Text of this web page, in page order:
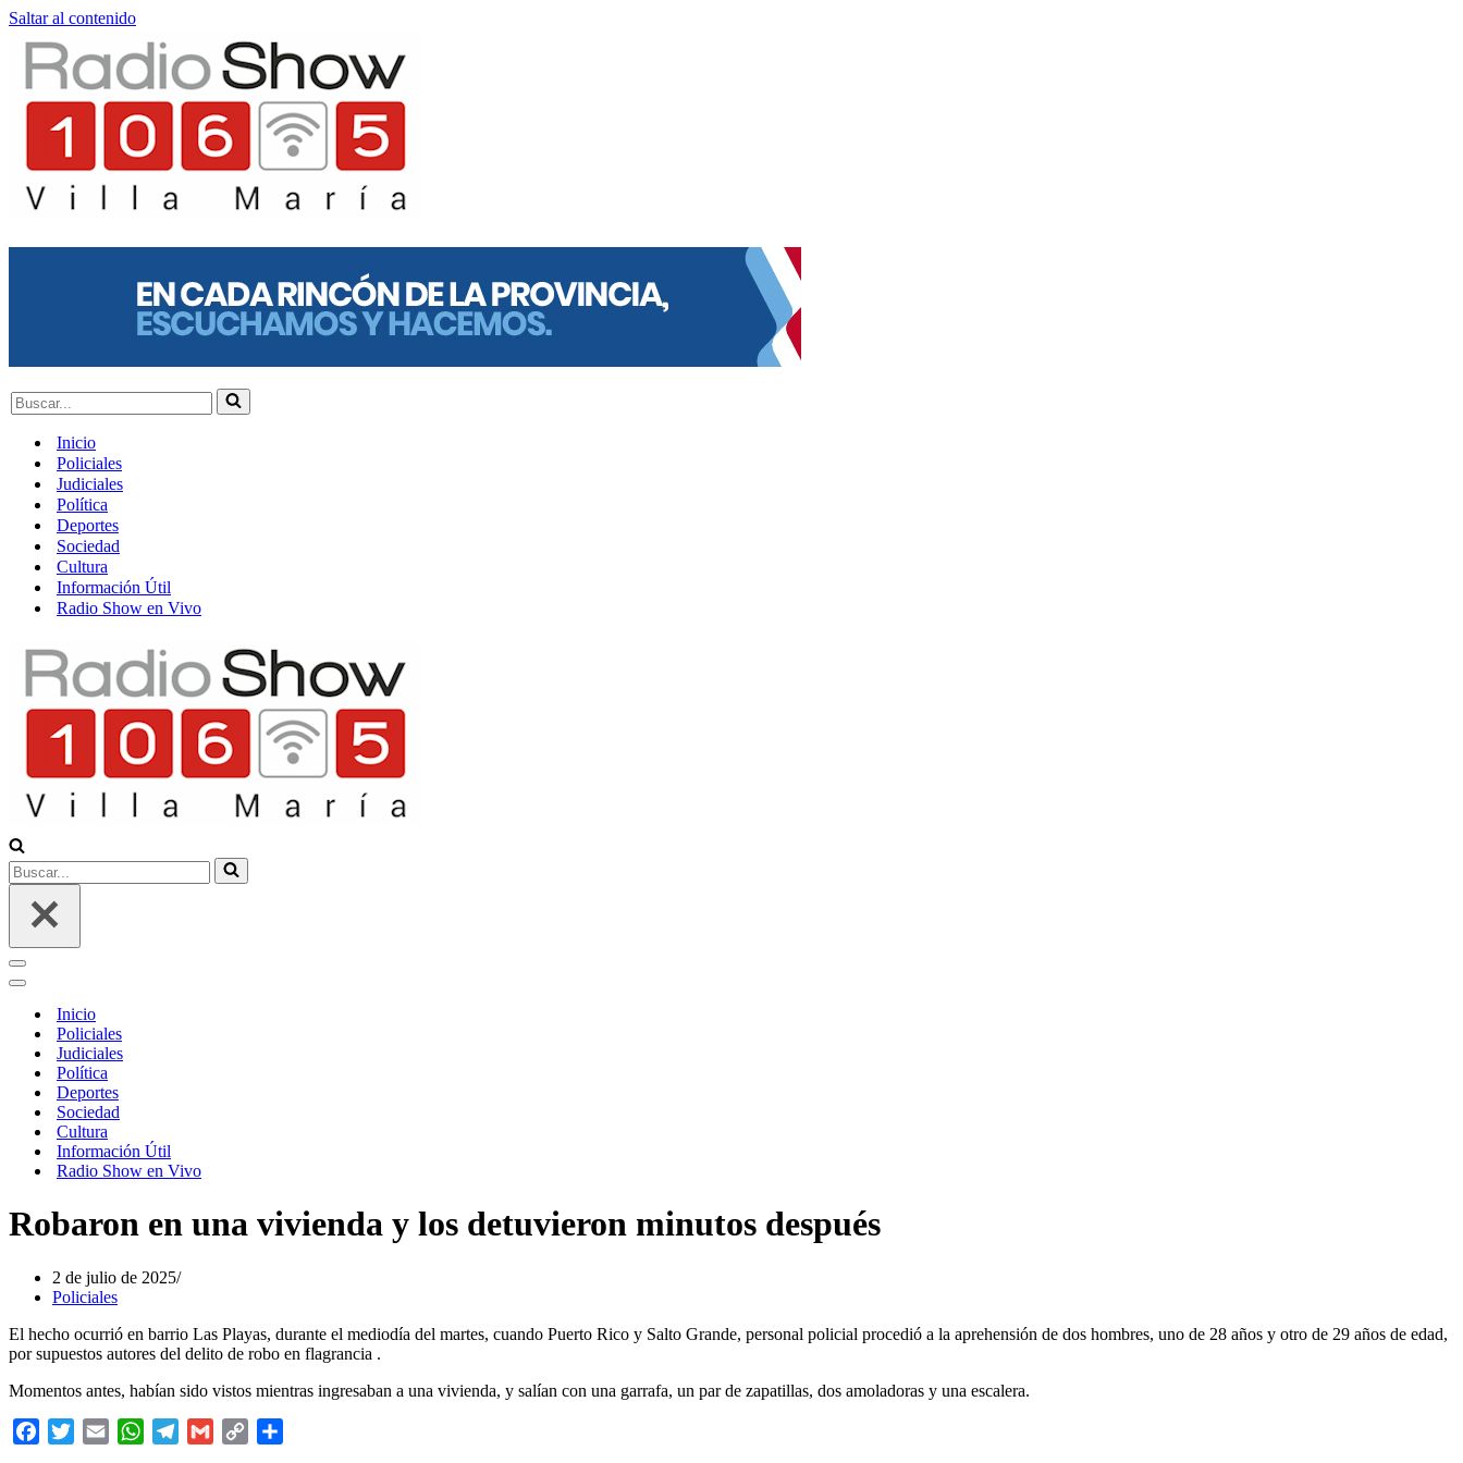
Saltar al contenido
Buscar...
Inicio
Policiales
Judiciales
Política
Deportes
Sociedad
Cultura
Información Útil
Radio Show en Vivo
Buscar...
Menú
de
Menú
navegación
Inicio
Policiales
Judiciales
Política
Deportes
Sociedad
Cultura
Información Útil
Radio Show en Vivo
Robaron en una vivienda y los detuvieron minutos después
2 de julio de 2025
Policiales
El hecho ocurrió en barrio Las Playas, durante el mediodía del martes, cuando Puerto Rico y Salto Grande, personal policial procedió a la aprehensión de dos hombres, uno de 28 años y otro de 29 años de edad,
por supuestos autores del delito de robo en flagrancia .
Momentos antes, habían sido vistos mientras ingresaban a una vivienda, y salían con una garrafa, un par de zapatillas, dos amoladoras y una escalera.
Facebook
TwitterEmail WhatsAppTelegram
Gmail Copy